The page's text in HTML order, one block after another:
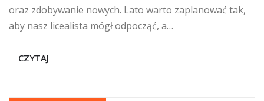
oraz zdobywanie nowych. Lato warto zaplanować tak,
aby nasz licealista mógł odpocząć, a…
CZYTAJ